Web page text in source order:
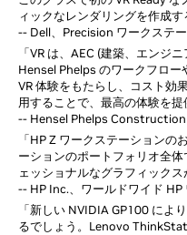
ィックなレンダリングを作成
-- Dell、Precision ワークステ
「VR は、AEC (建築、エンジ
Hensel Phelps のワークフロー
VR 体験をもたらし、コスト効
用することで、最高の体験を
-- Hensel Phelps Construction
「HP Z ワークステーション
ーションのポートフォリオ全
ェッショナルなグラフィック
-- HP Inc.、ワールドワイド
「新しい NVIDIA GP100 によ
るでしょう。Lenovo